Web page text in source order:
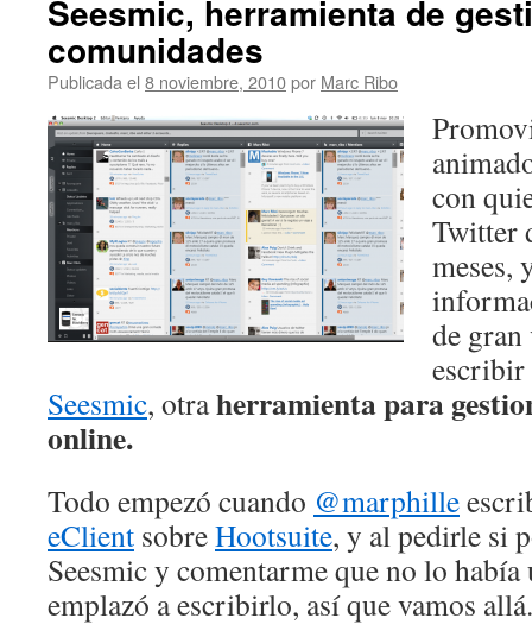
Seesmic, herramienta de
comunidades
Publicada el 8 noviembre, 2010por Marc Ribo
con
Twitter
meses,
de
escribir
Seesmic, otraherramienta para
online.
Todo empezó cuando @marphille
eClient sobreHootsuite, y al pedirle si
Seesmic y comentarme que no lo había
emplazó a escribirlo, así que vamos allá.